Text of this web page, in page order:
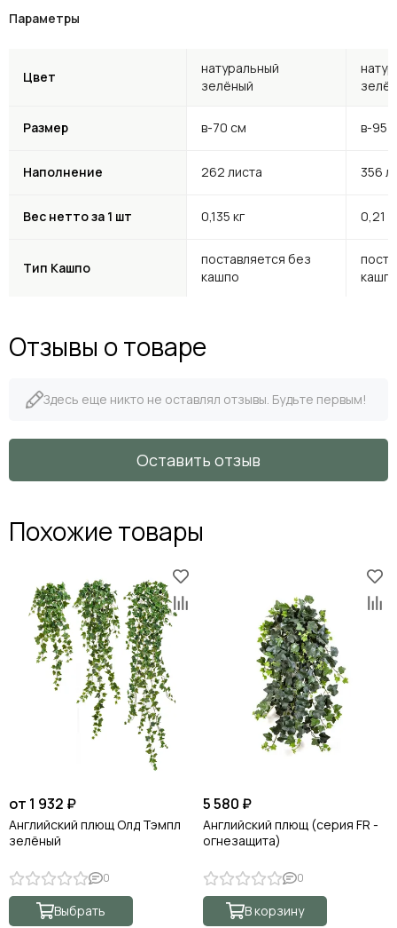
Параметры
Цвет
натуральный
зелёный
Размер в-70 см в-95
Наполнение 262 листа 356
Вес нетто за 1 шт 0,135 кг 0,21
Тип Кашпо
поставляется без
кашпо
Отзывы о товаре
Здесь еще никто не оставлял отзывы. Будьте первым!
Оставить отзыв
Похожие товары
от 1 932 ₽
Английский плющ Олд Тэмпл
зелёный
0
Выбрать
5 580 ₽
Английский плющ (серия FR -
огнезащита)
0
В корзину